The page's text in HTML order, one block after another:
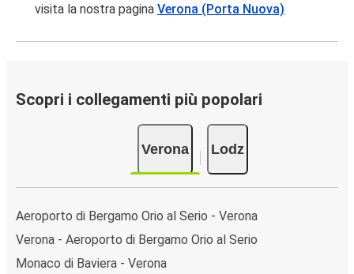
visita la nostra pagina Verona (Porta Nuova)
Scopri i collegamenti più popolari
Verona Lodz
Aeroporto di Bergamo Orio al Serio - Verona
Verona - Aeroporto di Bergamo Orio al Serio
Monaco di Baviera - Verona